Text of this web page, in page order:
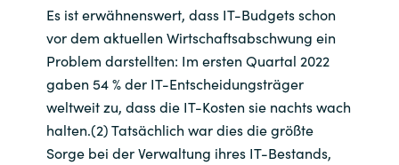
Serbia
Slovenia
Singapore
Es ist erwähnenswert, dass IT-Budgets schon
vor dem aktuellen Wirtschaftsabschwung ein
Problem darstellten: Im ersten Quartal 2022
gaben 54 % der IT-Entscheidungsträger
weltweit zu, dass die IT-Kosten sie nachts wach
halten.(2) Tatsächlich war dies die größte
Sorge bei der Verwaltung ihres IT-Bestands,